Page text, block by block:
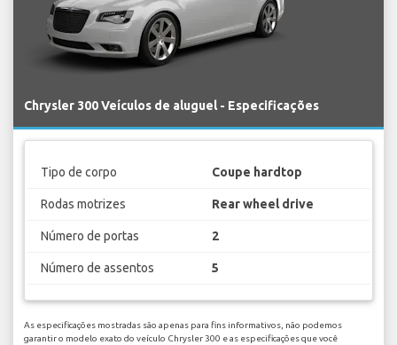
Chrysler 300 Veículos de aluguel - Especificações
Tipo de corpo Coupe hardtop
Rodas motrizes Rear wheel drive
Número de portas 2
Número de assentos 5
As especificações mostradas são apenas para fins informativos, não podemos
garantir o modelo exato do veículo Chrysler 300 e as especificações que você